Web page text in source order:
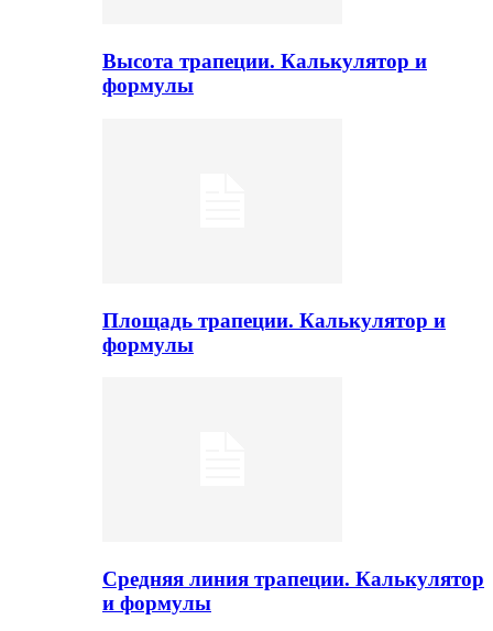
Высота трапеции. Калькулятор и
формулы
Площадь трапеции. Калькулятор и
формулы
Средняя линия трапеции. Калькулятор
и формулы